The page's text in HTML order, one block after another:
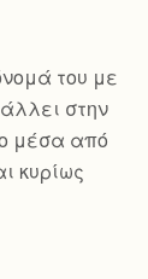
του με
στην
μέσα από
κυρίως